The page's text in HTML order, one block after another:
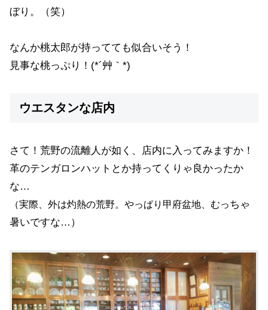
ぼり。（笑）
なんか桃太郎が持ってても似合いそう！
見事な桃っぷり！(*´艸｀*)
ウエスタンな店内
さて！荒野の流離人が如く、店内に入ってみますか！
革のテンガロンハットとか持ってくりゃ良かったか
な…
（実際、外は灼熱の荒野。やっぱり甲府盆地、むっちゃ
暑いですな…）